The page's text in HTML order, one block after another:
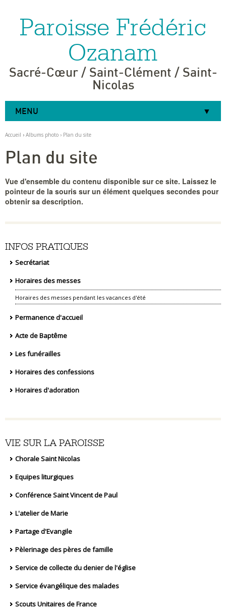
navigation
personnelsParoisse Frédéric
Ozanam
Sacré-Cœur / Saint-Clément / Saint-
Nicolas
MENU
Accueil › Albums photo › Plan du site
Plan du site
Vue d'ensemble du contenu disponible sur ce site. Laissez le
pointeur de la souris sur un élément quelques secondes pour
obtenir sa description.
INFOS PRATIQUES
Secrétariat
Horaires des messes
Horaires des messes pendant les vacances d'été
Permanence d'accueil
Acte de Baptême
Les funérailles
Horaires des confessions
Horaires d'adoration
VIE SUR LA PAROISSE
Chorale Saint Nicolas
Equipes liturgiques
Conférence Saint Vincent de Paul
L'atelier de Marie
Partage d'Evangile
Pèlerinage des pères de famille
Service de collecte du denier de l'église
Service évangélique des malades
Scouts Unitaires de France